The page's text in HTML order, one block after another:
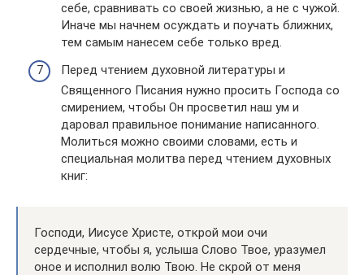
себе, сравнивать со своей жизнью, а не с чужой.
Иначе мы начнем осуждать и поучать ближних,
тем самым нанесем себе только вред.
Перед чтением духовной литературы и
Священного Писания нужно просить Господа со
смирением, чтобы Он просветил наш ум и
даровал правильное понимание написанного.
Молиться можно своими словами, есть и
специальная молитва перед чтением духовных
книг:
Господи, Иисусе Христе, открой мои очи
сердечные, чтобы я, услыша Слово Твое, уразумел
оное и исполнил волю Твою. Не скрой от меня